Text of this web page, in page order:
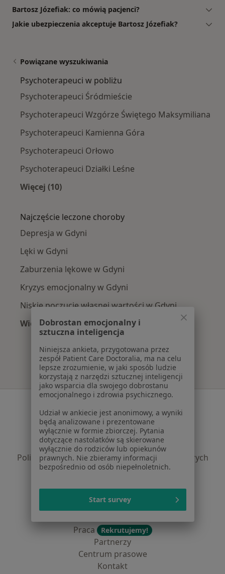
Bartosz Józefiak: co mówią pacjenci?
Jakie ubezpieczenia akceptuje Bartosz Józefiak?
Powiązane wyszukiwania
Psychoterapeuci w pobliżu
Psychoterapeuci Śródmieście
Psychoterapeuci Wzgórze Świętego Maksymiliana
Psychoterapeuci Kamienna Góra
Psychoterapeuci Orłowo
Psychoterapeuci Działki Leśne
Więcej (10)
Najczęście leczone choroby
Depresja w Gdyni
Lęki w Gdyni
Zaburzenia lękowe w Gdyni
Kryzys emocjonalny w Gdyni
Niskie poczucie własnej wartości w Gdyni
Więcej (15)
Więcej w kategorii: Najczęście leczone
Regulamin
Polityka prywatności pacjentów
Polityka prywatności profesjonalistów
Polityka prywatności dla profesjonalistów, których
dane pozyskaliśmy samodzielnie
Dostępność
Praca
Rekrutujemy!
Partnerzy
Centrum prasowe
Kontakt
Dobrostan emocjonalny i
sztuczna inteligencja
Niniejsza ankieta, przygotowana przez
zespół Patient Care Doctoralia, ma na celu
lepsze zrozumienie, w jaki sposób ludzie
korzystają z narzędzi sztucznej inteligencji
jako wsparcia dla swojego dobrostanu
emocjonalnego i zdrowia psychicznego.
Udział w ankiecie jest anonimowy, a wyniki
będą analizowane i prezentowane
wyłącznie w formie zbiorczej. Pytania
dotyczące nastolatków są skierowane
wyłącznie do rodziców lub opiekunów
prawnych. Nie zbieramy informacji
bezpośrednio od osób niepełnoletnich.
Start survey